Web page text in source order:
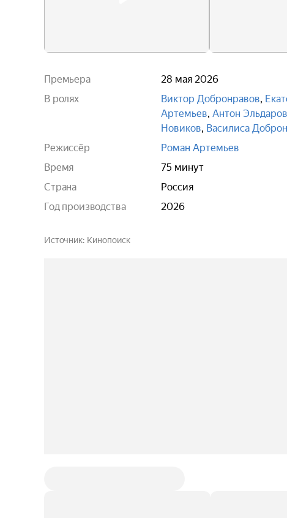
Премьера
28 мая 2026
В ролях
Виктор Добронравов,
Артемьев, Антон Эльдаров
Новиков, Василиса
Режиссёр
Роман Артемьев
Время
75 минут
Страна
Россия
Год производства
2026
Источник Кинопоиск